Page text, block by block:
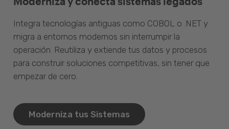
Integra tecnologías antiguas como COBOL o .NET y
migra a entornos modernos sin interrumpir la
operación. Reutiliza y extiende tus datos y procesos
para construir soluciones competitivas, sin tener que
empezar de cero.
Moderniza tus Sistemas